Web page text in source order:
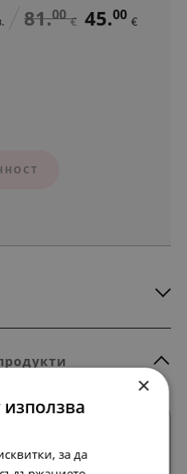
81.00 € 45.00 €
×
използва
за да